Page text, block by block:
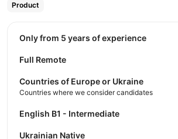
Product
Only from 5 years of experience
Full Remote
Countries of Europe or Ukraine
Countries where we consider candidates
English B1 - Intermediate
Ukrainian Native